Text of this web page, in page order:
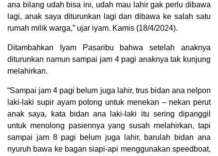
ana bilang udah bisa ini, udah mau lahir gak perlu dibawa
lagi, anak saya diturunkan lagi dan dibawa ke salah satu
rumah milik warga,” ujar iyam. Kamis (18/4/2024).
Ditambahkan Iyam Pasaribu bahwa setelah anaknya
diturunkan namun sampai jam 4 pagi anaknya tak kunjung
melahirkan.
“Sampai jam 4 pagi belum juga lahir, trus bidan ana nelpon
laki-laki supir ayam potong untuk menekan – nekan perut
anak saya, kata bidan ana laki-laki itu sering dipanggil
untuk menolong pasiennya yang susah melahirkan, tapi
sampai jam 8 pagi belum juga lahir, barulah bidan ana
nyuruh bawa ke bagan siapi-api menggunakan speedboat,